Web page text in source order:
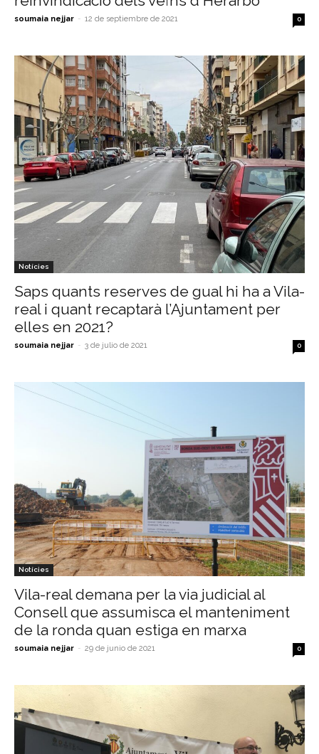
soumaia nejjar - 12 de septiembre de 2021 0
Notícies
Saps quants reserves de gual hi ha a Vila-
real i quant recaptarà l’Ajuntament per
elles en 2021?
soumaia nejjar - 3 de julio de 2021 0
Notícies
Vila-real demana per la via judicial al
Consell que assumisca el manteniment
de la ronda quan estiga en marxa
soumaia nejjar - 29 de junio de 2021 0